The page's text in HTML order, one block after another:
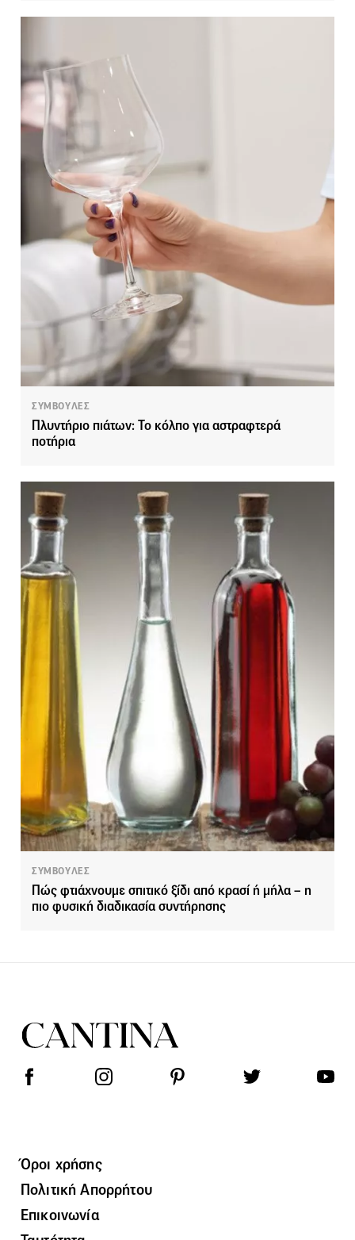
ΣΥΜΒΟΥΛΕΣ
Πλυντήριο πιάτων: Το κόλπο για αστραφτερά
ποτήρια
ΣΥΜΒΟΥΛΕΣ
Πώς φτιάχνουμε σπιτικό ξίδι από κρασί ή μήλα – η
πιο φυσική διαδικασία συντήρησης
Όροι χρήσης
Πολιτική Απορρήτου
Επικοινωνία